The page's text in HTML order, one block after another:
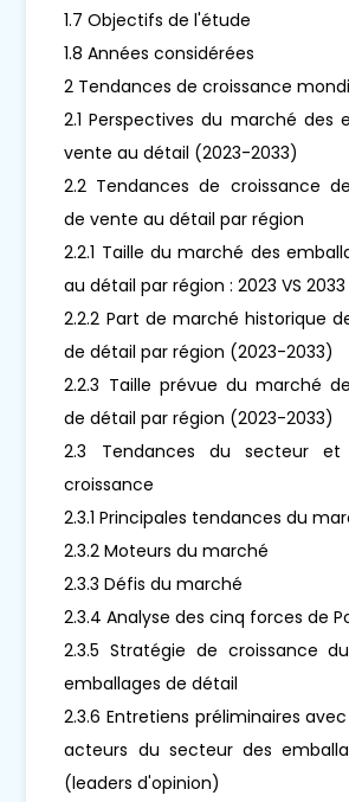
1.7 Objectifs de l'étude
1.8 Années considérées
2 Tendances de croissance
2.1 Perspectives du marché des
vente au détail (2023-2033)
2.2 Tendances de croissance
de vente au détail par région
2.2.1 Taille du marché des
au détail par région : 2023 VS 2033
2.2.2 Part de marché historique
de détail par région (2023-2033)
2.2.3 Taille prévue du marché
de détail par région (2023-2033)
2.3 Tendances du secteur
croissance
2.3.1 Principales tendances du
2.3.2 Moteurs du marché
2.3.3 Défis du marché
2.3.4 Analyse des cinq forces de
2.3.5 Stratégie de croissance
emballages de détail
2.3.6 Entretiens préliminaires
acteurs du secteur des
(leaders d'opinion)